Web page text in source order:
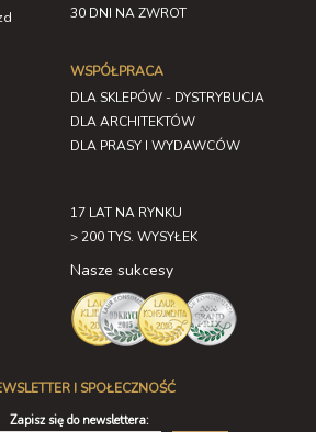
30 DNI NA ZWROT
WSPÓŁPRACA
DLA SKLEPÓW - DYSTRYBUCJA
DLA ARCHITEKTÓW
DLA PRASY I WYDAWCÓW
17 LAT NA RYNKU
> 200 TYS. WYSYŁEK
Nasze sukcesy
I SPOŁECZNOŚĆ
Zapisz się do newslettera: